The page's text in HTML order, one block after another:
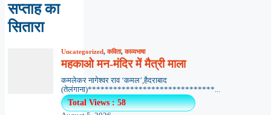
सप्ताह का
सितारा
Uncategorized,कविता,काव्यभाषा
महकाओ मन-मंदिर में मैत्री माला
कमलेकर नागेश्वर राव ‘कमल’,हैदराबाद
(तेलंगाना)******************************...
Total Views : 58